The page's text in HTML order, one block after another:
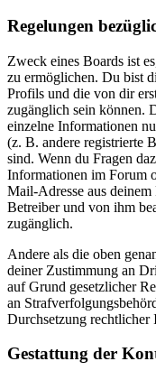
Regelungen
Zweck eines Boards ist
zu ermöglichen. Du bist
Profils und die von dir
zugänglich sein können.
einzelne Informationen
(z. B. andere registrierte
sind. Wenn du Fragen
Informationen im Forum
Mail-Adresse aus
Betreiber und von ihm
zugänglich.
Andere als die oben
deiner Zustimmung an
auf Grund gesetzlicher
an
Durchsetzung rechtlicher
Gestattung der